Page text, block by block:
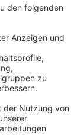
- wir